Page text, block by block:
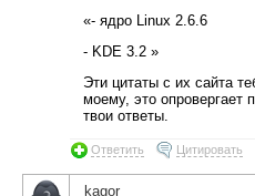
«- ядро Linux 2.6.6
- KDE 3.2 »
Эти цитаты с их сайта
моему, это опровергает
твои ответы.
Ответить Цитировать
kagor